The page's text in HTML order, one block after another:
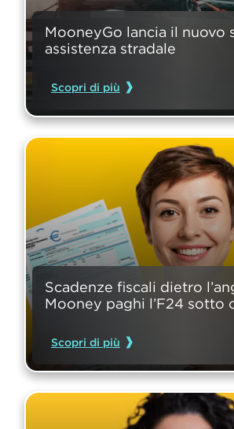
MooneyGo lancia il nuovo
assistenza stradale
Scopri di più
Scadenze fiscali dietro
Mooney paghi l’F24 sotto
Scopri di più